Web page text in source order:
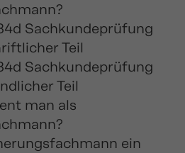
Sachkundeprüfung
Teil
Sachkundeprüfung
Teil
man als
ein